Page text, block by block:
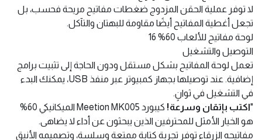
متطلبات السيناريوهات المختلفة والمجموعات المختلفة من
الأشخاص.
لوحة مفاتيح للألعاب 60% 15
أغطية مفاتيح ذات حقن مزدوج
لا توفر عملية الحقن المزدوج ضغطات مفاتيح مريحة فحسب، بل
تجعل أغطية المفاتيح أيضًا مقاومة للبهتان والتآكل.
لوحة مفاتيح للألعاب 60% 16
التوصيل والتشغيل
تعمل لوحة المفاتيح بشكل مستقل ودون الحاجة إلى تثبيت برامج
إضافية. عند توصيلها بجهاز كمبيوتر عبر منفذ USB، يمكنك البدء